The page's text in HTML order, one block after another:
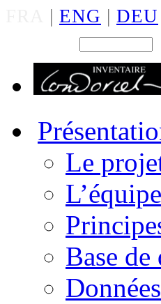
| ENG | DEU
Le
L’équipe
Base de